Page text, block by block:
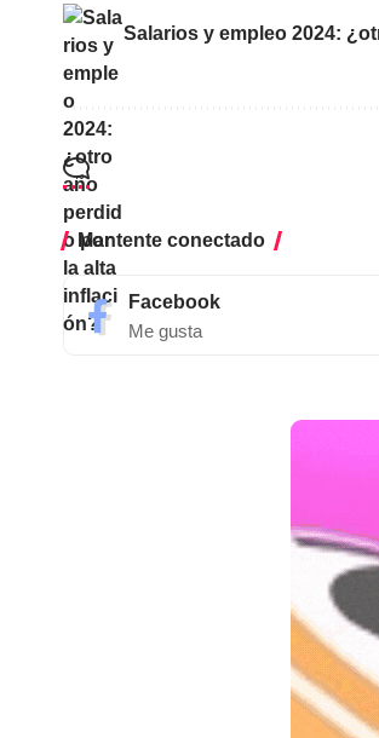
Salarios y empleo 2024:
Mantente conectado
Facebook
Me gusta